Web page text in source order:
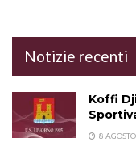
Notizie recenti
Koffi
8